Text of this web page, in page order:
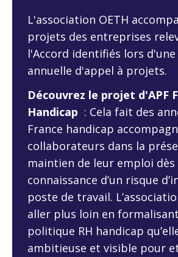
L'association OETH
projets des entreprises
l'Accord identifiés lors
annuelle d'appel à projets.
Découvrez le projet d'APF
Handicap : Cela fait des
France handicap
collaborateurs dans la
maintien de leur emploi dès
connaissance d’un risque
poste de travail.
aller plus loin en
politique RH handicap
ambitieuse et visible pour